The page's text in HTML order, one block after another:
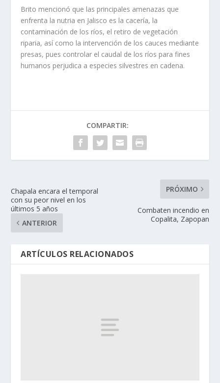
Brito mencionó que las principales amenazas que
enfrenta la nutria en Jalisco es la cacería, la
contaminación de los ríos, el retiro de vegetación
riparia, así como la intervención de los cauces mediante
presas, pues controlar el caudal de los ríos para fines
humanos perjudica a especies silvestres en cadena.
COMPARTIR:
Chapala encara el temporal
con su peor nivel en los
últimos 5 años
ANTERIOR
PRÓXIMO
Combaten incendio en
Copalita, Zapopan
ARTÍCULOS RELACIONADOS